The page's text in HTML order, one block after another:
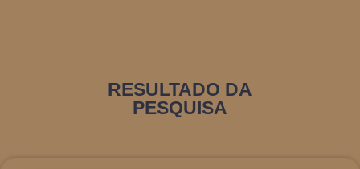
RESULTADO DA
PESQUISA